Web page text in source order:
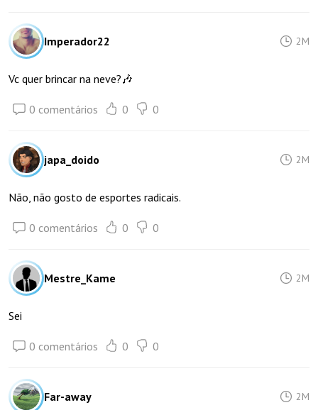
Imperador22 2M
Vc quer brincar na neve?🎶
0 comentários 0 0
japa_doido 2M
Não, não gosto de esportes radicais.
0 comentários 0 0
Mestre_Kame 2M
Sei
0 comentários 0 0
Far-away 2M